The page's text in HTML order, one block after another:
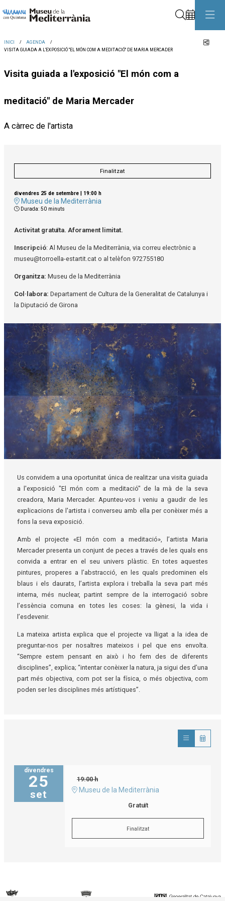
INICI
AGENDA
VISITA GUIADA A L'EXPOSICIÓ "EL MÓN COM A MEDITACIÓ" DE MARIA MERCADER
Visita guiada a l'exposició "El món com a
meditació" de Maria Mercader
A càrrec de l'artista
Finalitzat
divendres 25 de setembre | 19:00 h
Museu de la Mediterrània
Durada: 50 minuts
Activitat gratuïta. Aforament limitat.
Inscripció: Al Museu de la Mediterrània, via correu electrònic a
museu@torroella-estartit.cat o al telèfon 972755180
Organitza: Museu de la Mediterrània
Col·labora: Departament de Cultura de la Generalitat de Catalunya i
la Diputació de Girona
Us convidem a una oportunitat única de realitzar una visita guiada
a l'exposició "El món com a meditació" de la mà de la seva
creadora, Maria Mercader. Apunteu-vos i veniu a gaudir de les
explicacions de l'artista i converseu amb ella per conèixer més a
fons la seva exposició.
Amb el projecte «El món com a meditació», l’artista Maria
Mercader presenta un conjunt de peces a través de les quals ens
convida a entrar en el seu univers plàstic. En totes aquestes
pintures, properes a l’abstracció, en les quals predominen els
blaus i els daurats, l’artista explora i treballa la seva part més
interna, més nuclear, partint sempre de la interrogació sobre
l’essència comuna en totes les coses: la gènesi, la vida i
l’esdevenir.
La mateixa artista explica que el projecte va lligat a la idea de
preguntar-nos per nosaltres mateixos i pel que ens envolta.
“Sempre estem pensant en això i ho fem des de diferents
disciplines”, explica; “intentar conèixer la natura, ja sigui des d’una
part més objectiva, com pot ser la física, o més objectiva, com
poden ser les disciplines més artístiques”.
divendres
25
set
19:00 h
Museu de la Mediterrània
Gratuït
Finalitzat